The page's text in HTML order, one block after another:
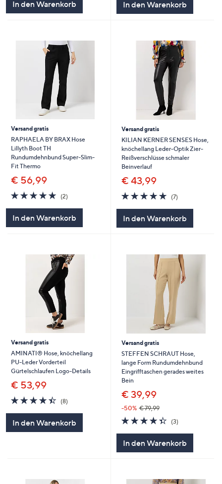
In den Warenkorb In den Warenkorb
Versand gratis
RAPHAELA BY BRAX Hose
Lillyth Boot TH
Rundumdehnbund Super-Slim-
Fit Thermo
€ 56,99
5.0
von
(2)2
In den Warenkorb
Versand gratis
KILIAN KERNER SENSES Hose,
knöchellang Leder-Optik Zier-
Reißverschlüsse schmaler
Beinverlauf
€ 43,99
4.7
von
(7)7
In den Warenkorb
Versand gratis
AMINATI® Hose, knöchellang
PU-Leder Vorderteil
Gürtelschlaufen Logo-Details
€ 53,99
4.4
von
(8)8
In den Warenkorb
Versand gratis
STEFFEN SCHRAUT Hose,
lange Form Rundumdehnbund
Eingrifftaschen gerades weites
Bein
€ 39,99
-50% € 79,99
4.3
von
(3)3
In den Warenkorb